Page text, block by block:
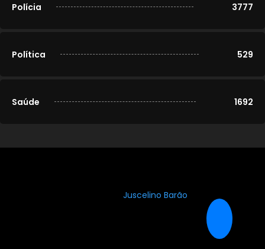
Polícia 3777
Política 529
Saúde 1692
Juscelino Barão